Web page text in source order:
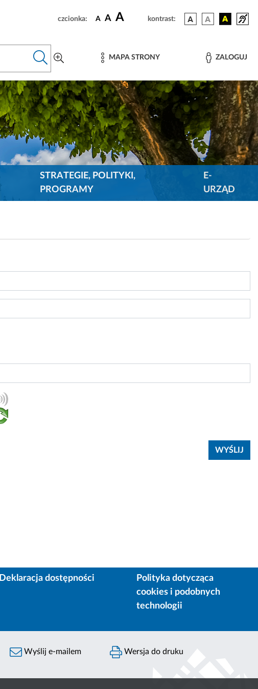
czcionka: A A A kontrast:
MAPA STRONY ZALOGUJ
STRATEGIE, POLITYKI,
PROGRAMY
E-
URZĄD
Deklaracja dostępności
Polityka dotycząca
cookies i podobnych
technologii
Wyślij e-mailem Wersja do druku